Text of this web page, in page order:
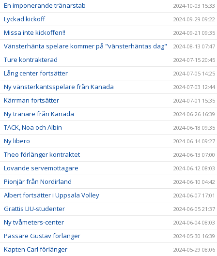
En imponerande tränarstab 2024-10-03 15:33
Lyckad kickoff 2024-09-29 09:22
Missa inte kickoffen!! 2024-09-21 09:35
Vänsterhänta spelare kommer på "vänsterhäntas dag" 2024-08-13 07:47
Ture kontrakterad 2024-07-15 20:45
Lång center fortsätter 2024-07-05 14:25
Ny vänsterkantsspelare från Kanada 2024-07-03 12:44
Kärrman fortsätter 2024-07-01 15:35
Ny tränare från Kanada 2024-06-26 16:39
TACK, Noa och Albin 2024-06-18 09:35
Ny libero 2024-06-14 09:27
Theo förlänger kontraktet 2024-06-13 07:00
Lovande servemottagare 2024-06-12 08:03
Pionjär från Nordirland 2024-06-10 04:42
Albert fortsätter i Uppsala Volley 2024-06-07 17:01
Grattis LIU-studenter 2024-06-05 21:37
Ny tvåmeters-center 2024-06-04 08:03
Passare Gustav förlänger 2024-05-30 16:39
Kapten Carl förlänger 2024-05-29 08:06